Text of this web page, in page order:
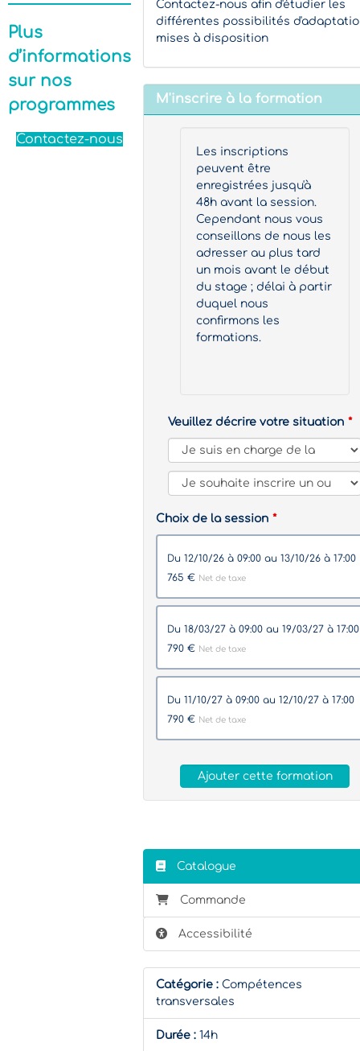
Plus
d’informations
sur nos
programmes
Contactez-nous
Contactez-nous afin d'étudier les
différentes possibilités
mises à disposition
M'inscrire à la formation
Les inscriptions
peuvent être
enregistrées jusqu'à
48h avant la session.
Cependant nous vous
conseillons de nous les
adresser au plus tard
un mois avant le début
du stage ; délai à partir
duquel nous
confirmons les
formations.
Veuillez décrire votre situation
Choix de la session
du 12/10/26 à 09:00 au 13/10/26 à 17:00
765 € Net de taxe
du 18/03/27 à 09:00 au 19/03/27 à
790 € Net de taxe
du 11/10/27 à 09:00 au 12/10/27 à 17:00
790 € Net de taxe
Ajouter cette formation
Catalogue
Commande
Accessibilité
Catégorie : Compétences
transversales
Durée : 14h